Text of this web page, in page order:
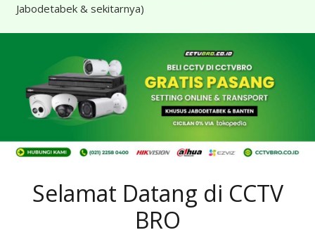
Jabodetabek & sekitarnya)
Selamat Datang di CCTV
BRO